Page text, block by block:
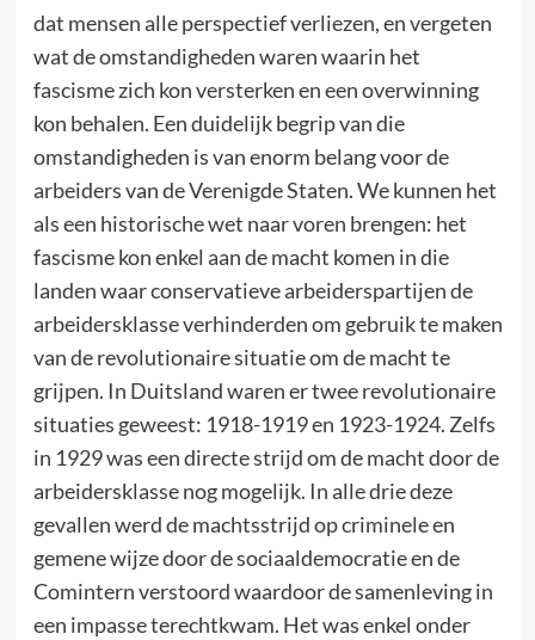
dat mensen alle perspectief verliezen, en vergeten
wat de omstandigheden waren waarin het
fascisme zich kon versterken en een overwinning
kon behalen. Een duidelijk begrip van die
omstandigheden is van enorm belang voor de
arbeiders van de Verenigde Staten. We kunnen het
als een historische wet naar voren brengen: het
fascisme kon enkel aan de macht komen in die
landen waar conservatieve arbeiderspartijen de
arbeidersklasse verhinderden om gebruik te maken
van de revolutionaire situatie om de macht te
grijpen. In Duitsland waren er twee revolutionaire
situaties geweest: 1918-1919 en 1923-1924. Zelfs
in 1929 was een directe strijd om de macht door de
arbeidersklasse nog mogelijk. In alle drie deze
gevallen werd de machtsstrijd op criminele en
gemene wijze door de sociaaldemocratie en de
Comintern verstoord waardoor de samenleving in
een impasse terechtkwam. Het was enkel onder